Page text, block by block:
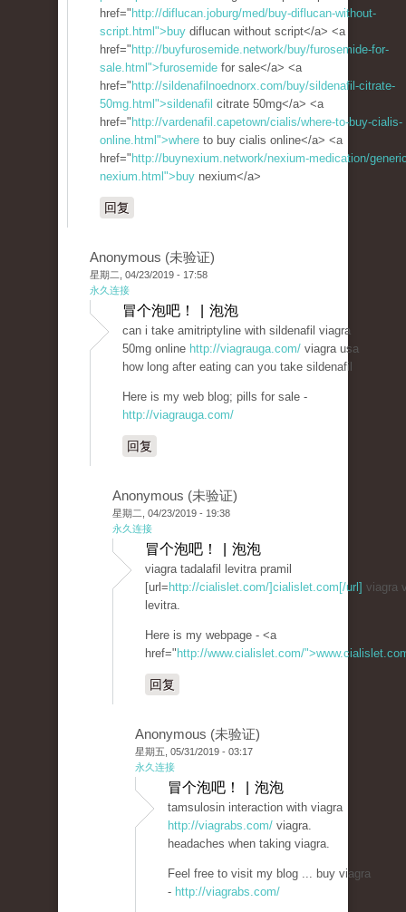
href=" http://diflucan.joburg/med/buy-diflucan-without-
script.html">buy diflucan without script</a> <a
href=" http://buyfurosemide.network/buy/furosemide-for-
sale.html">furosemide for sale</a> <a
href=" http://sildenafilnoednorx.com/buy/sildenafil-citrate-
50mg.html">sildenafil citrate 50mg</a> <a
href=" http://vardenafil.capetown/cialis/where-to-buy-cialis-
online.html">where to buy cialis online</a> <a
href=" http://buynexium.network/nexium-medication/
nexium.html">buy nexium</a>
回复
Anonymous (未验证)
星期二, 04/23/2019 - 17:58
永久连接
冒个泡吧！ | 泡泡
can i take amitriptyline with sildenafil viagra
50mg online http://viagrauga.com/ viagra usa
how long after eating can you take sildenafil
Here is my web blog; pills for sale -
http://viagrauga.com/
回复
Anonymous (未验证)
星期二, 04/23/2019 - 19:38
永久连接
冒个泡吧！ | 泡泡
viagra tadalafil levitra pramil
[url= http://cialislet.com/]cialislet.com[/url] viagra
levitra.
Here is my webpage - <a
href=" http://www.cialislet.com/
回复
Anonymous (未验证)
星期五, 05/31/2019 - 03:17
永久连接
冒个泡吧！ | 泡泡
tamsulosin interaction with viagra
http://viagrabs.com/ viagra.
headaches when taking viagra.
Feel free to visit my blog ... buy viagra
- http://viagrabs.com/